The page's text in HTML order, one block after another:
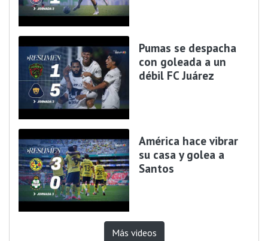
Pumas se despacha
con goleada a un
débil FC Juárez
América hace vibrar
su casa y golea a
Santos
Más videos